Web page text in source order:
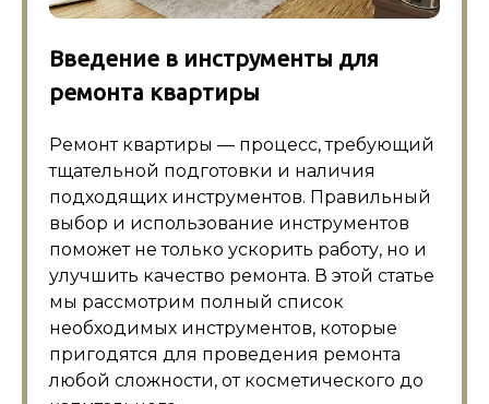
Введение в инструменты для
ремонта квартиры
Ремонт квартиры — процесс, требующий
тщательной подготовки и наличия
подходящих инструментов. Правильный
выбор и использование инструментов
поможет не только ускорить работу, но и
улучшить качество ремонта. В этой статье
мы рассмотрим полный список
необходимых инструментов, которые
пригодятся для проведения ремонта
любой сложности, от косметического до